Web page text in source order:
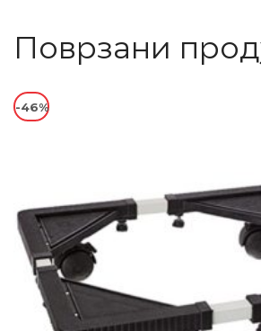
Поврзани
-46%